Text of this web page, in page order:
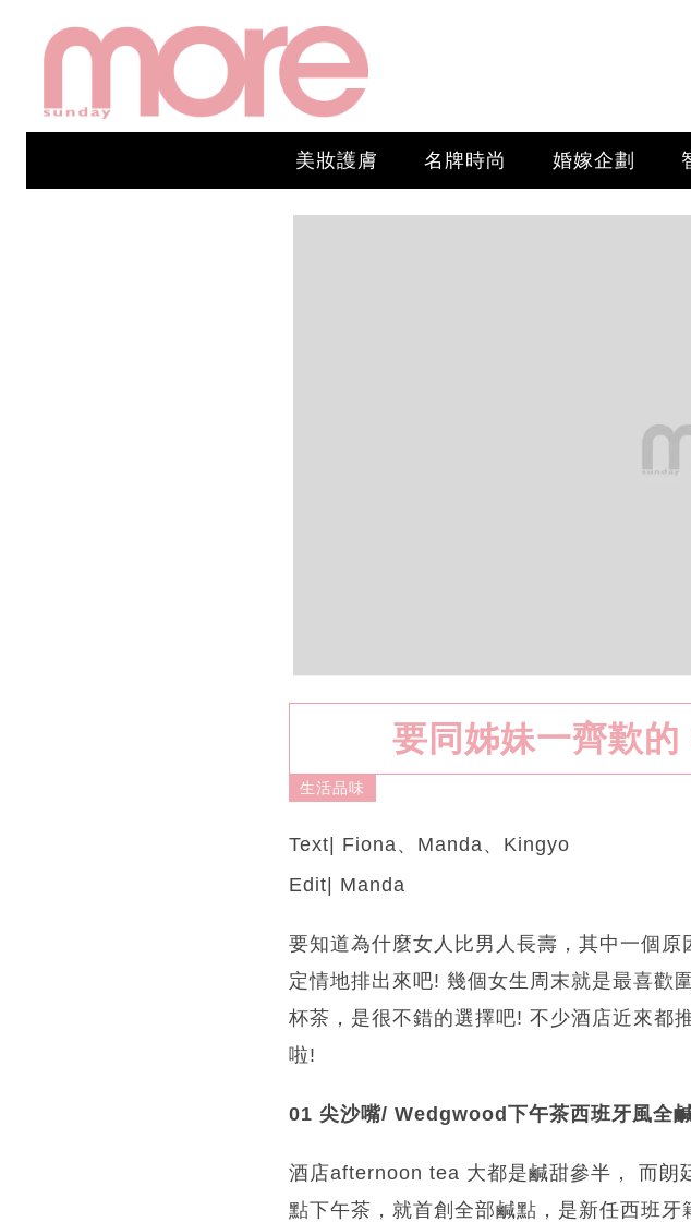
美妝護膚 名牌時尚 婚嫁企劃
要同姊妹一齊歎
生活品味
Text| Fiona、Manda、Kingyo
Edit| Manda
要知道為什麼女人比男人長壽，其中一個
定情地排出來吧! 幾個女生周末就是最喜歡
杯茶，是很不錯的選擇吧! 不少酒店近來都
啦!
01 尖沙嘴/ Wedgwood下午茶西班牙風全
酒店afternoon tea 大都是鹹甜參半， 而
點下午茶，就首創全部鹹點，是新任西班